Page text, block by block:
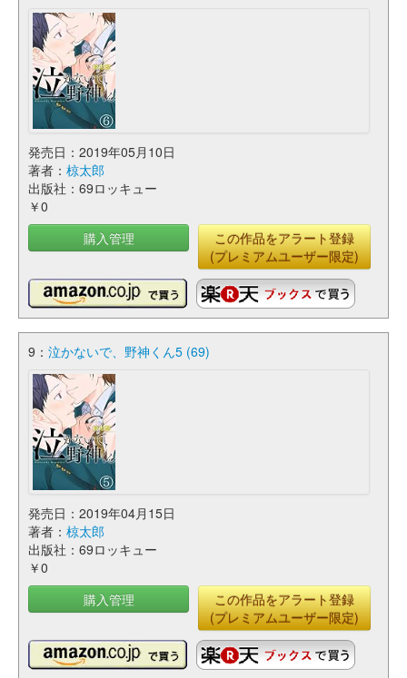
発売日：2019年05月10日
著者： 椋太郎
出版社：69ロッキュー
￥0
購入管理
この作品をアラート登録
(プレミアムユーザー限定)
9： 泣かないで、野神くん5 (69)
発売日：2019年04月15日
著者： 椋太郎
出版社：69ロッキュー
￥0
購入管理
この作品をアラート登録
(プレミアムユーザー限定)